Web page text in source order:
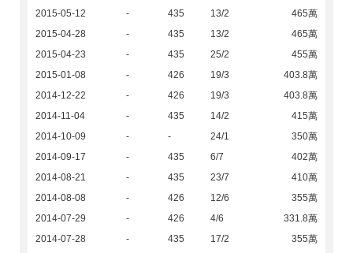
2015-05-12
- 435 13/2
465萬
2015-04-28
- 435 13/2
465萬
2015-04-23
- 435 25/2
455萬
2015-01-08
- 426 19/3
403.8萬
2014-12-22
- 426 19/3
403.8萬
2014-11-04
- 435 14/2
415萬
2014-10-09
- - 24/1
350萬
2014-09-17
- 435 6/7
402萬
2014-08-21
- 435 23/7
410萬
2014-08-08
- 426 12/6
355萬
2014-07-29
- 426 4/6
331.8萬
2014-07-28
- 435 17/2
355萬